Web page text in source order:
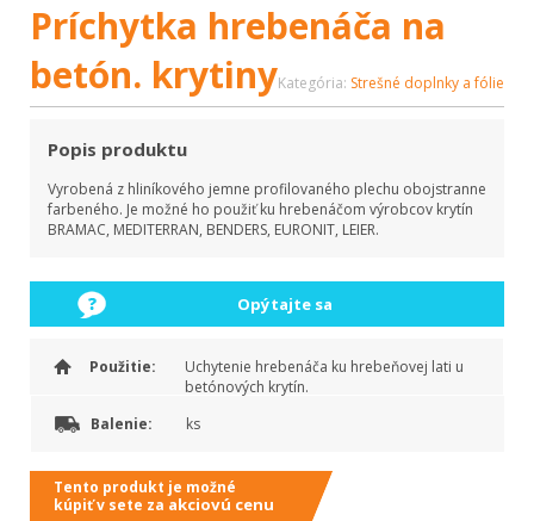
Príchytka hrebenáča na
betón. krytinyKategória: Strešné doplnky a fólie
Popis produktu
Vyrobená z hliníkového jemne profilovaného plechu obojstranne
farbeného. Je možné ho použiť ku hrebenáčom výrobcov krytín
BRAMAC, MEDITERRAN, BENDERS, EURONIT, LEIER.
Opýtajte sa
Použitie:
Uchytenie hrebenáča ku hrebeňovej lati u
betónových krytín.
Balenie:
ks
Tento produkt je možné
kúpiť v sete za akciovú cenu